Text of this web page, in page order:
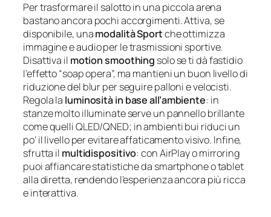
Per trasformare il salotto in una piccola arena
bastano ancora pochi accorgimenti. Attiva, se
disponibile, unamodalità Sportche ottimizza
immagine e audio per le trasmissioni sportive.
Disattiva il motion smoothing solo se ti dà fastidio
l’effetto “soap opera”, ma mantieni un buon livello di
riduzione del blur per seguire palloni e velocisti.
Regola la luminosità in base all’ambiente: in
stanze molto illuminate serve un pannello brillante
come quelli QLED/QNED; in ambienti bui riduci un
po’ il livello per evitare affaticamento visivo. Infine,
sfrutta il multidispositivo: con AirPlay o mirroring
puoi affiancare statistiche da smartphone o tablet
alla diretta, rendendo l’esperienza ancora più ricca
e interattiva.